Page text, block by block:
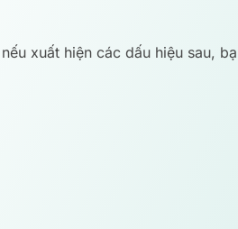
xuất hiện các dấu hiệu sau,